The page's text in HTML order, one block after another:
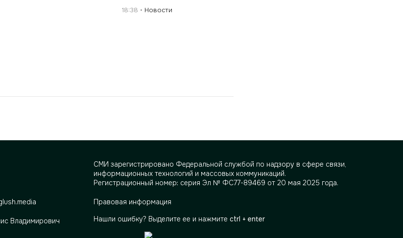
18:38 Новости
Владимирович
СМИ зарегистрировано Федеральной службой по надзору в сфере связи,
информационных технологий и массовых коммуникаций.
Регистрационный номер: серия Эл № ФС77-89469 от 20 мая 2025 года.
Правовая информация
Нашли ошибку? Выделите ее и нажмите ctrl + enter